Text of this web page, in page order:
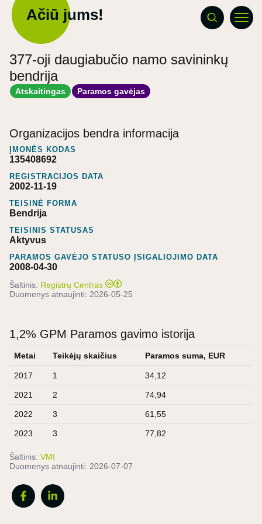
Ačiū jums!
377-oji daugiabučio namo savininkų
bendrija
Atskaitingas Paramos gavėjas
Organizacijos bendra informacija
ĮMONĖS KODAS
135408692
REGISTRACIJOS DATA
2002-11-19
TEISINĖ FORMA
Bendrija
TEISINIS STATUSAS
Aktyvus
PARAMOS GAVĖJO STATUSO ĮSIGALIOJIMO DATA
2008-04-30
Šaltinis: Registrų Centras
Duomenys atnaujinti: 2026-05-25
1,2% GPM Paramos gavimo istorija
Metai Teikėjų skaičius Paramos suma, EUR
2017 1 34,12
2021 2 74,94
2022 3 61,55
2023 3 77,82
Šaltinis: VMI
Duomenys atnaujinti: 2026-07-07